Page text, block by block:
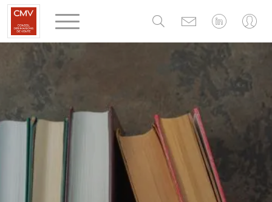
Panneau de gestion des cookies